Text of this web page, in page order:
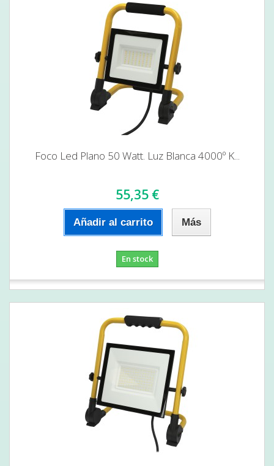
Foco Led Plano 50 Watt. Luz Blanca 4000º K...
55,35 €
Añadir al carrito Más
En stock